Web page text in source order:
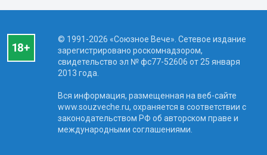
© 1991-2026 «Союзное Вече». Сетевое издание
зарегистрировано роскомнадзором,
свидетельство эл № фc77-52606 от 25 января
2013 года.
Вся информация, размещенная на веб-сайте
www.souzveche.ru, охраняется в соответствии с
законодательством РФ об авторском праве и
международными соглашениями.